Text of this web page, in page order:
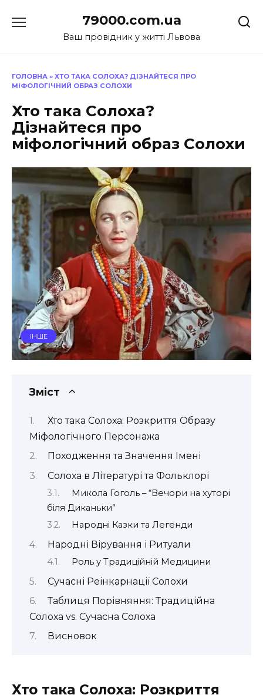
до
79000.com.ua
Ваш провідник у житті Львова
ГОЛОВНА » ХТО ТАКА СОЛОХА? ДІЗНАЙТЕСЯ ПРО
МІФОЛОГІЧНИЙ ОБРАЗ СОЛОХИ
Хто така Солоха?
Дізнайтеся про
міфологічний образ Солохи
ІНШЕ
Зміст
Хто така Солоха: Розкриття Образу
Міфологічного Персонажа
Походження та Значення Імені
Солоха в Літературі та Фольклорі
Микола Гоголь – “Вечори на хуторі
біля Диканьки”
Народні Казки та Легенди
Народні Вірування і Ритуали
Роль у Традиційній Медицини
Сучасні Реінкарнації Солохи
Таблиця Порівняння: Традиційна
Солоха vs. Сучасна Солоха
Висновок
Хто така Солоха: Розкриття